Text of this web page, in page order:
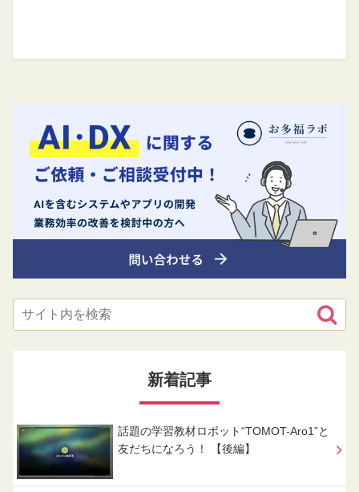
新着記事
話題の学習教材ロボット“TOMOT-Aro1”と
友だちになろう！ 【後編】